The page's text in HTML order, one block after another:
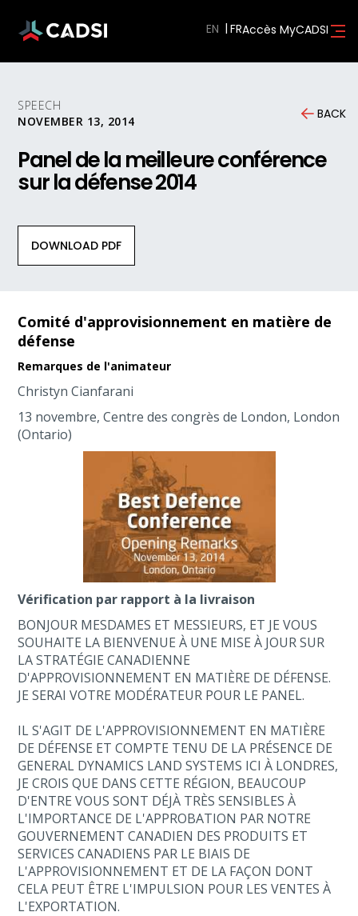
EN Accès MyCADSI
SPEECH
NOVEMBER 13, 2014
BACK
Panel de la meilleure conférence
sur la défense 2014
DOWNLOAD PDF
Comité d'approvisionnement en matière de
défense
Remarques de l'animateur
Christyn Cianfarani
13 novembre, Centre des congrès de London, London
(Ontario)
Vérification par rapport à la livraison
BONJOUR MESDAMES ET MESSIEURS, ET JE VOUS
SOUHAITE LA BIENVENUE À UNE MISE À JOUR SUR
LA STRATÉGIE CANADIENNE
D'APPROVISIONNEMENT EN MATIÈRE DE DÉFENSE.
JE SERAI VOTRE MODÉRATEUR POUR LE PANEL.
IL S'AGIT DE L'APPROVISIONNEMENT EN MATIÈRE
DE DÉFENSE ET COMPTE TENU DE LA PRÉSENCE DE
GENERAL DYNAMICS LAND SYSTEMS ICI À LONDRES,
JE CROIS QUE DANS CETTE RÉGION, BEAUCOUP
D'ENTRE VOUS SONT DÉJÀ TRÈS SENSIBLES À
L'IMPORTANCE DE L'APPROBATION PAR NOTRE
GOUVERNEMENT CANADIEN DES PRODUITS ET
SERVICES CANADIENS PAR LE BIAIS DE
L'APPROVISIONNEMENT ET DE LA FAÇON DONT
CELA PEUT ÊTRE L'IMPULSION POUR LES VENTES À
L'EXPORTATION.